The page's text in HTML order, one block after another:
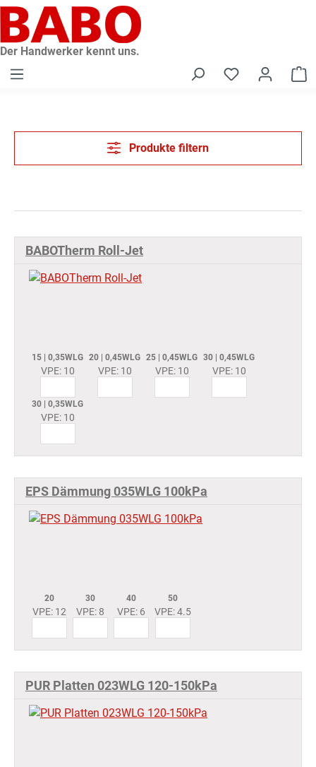
springen
Der Handwerker kennt uns.
Produkte filtern
BABOTherm Roll-Jet
15 | 0,35WLG
VPE: 10
20 | 0,45WLG
VPE: 10
25 | 0,45WLG
VPE: 10
30 | 0,45WLG
VPE: 10
30 | 0,35WLG
VPE: 10
EPS Dämmung 035WLG 100kPa
20
VPE: 12
30
VPE: 8
40
VPE: 6
50
VPE: 4.5
PUR Platten 023WLG 120-150kPa